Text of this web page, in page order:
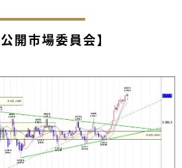
開市場委員会】